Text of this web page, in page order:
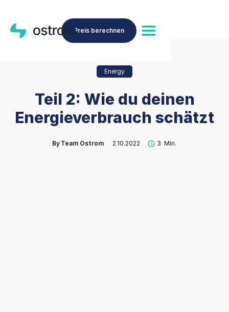
Preis berechnen
Energy
Teil 2: Wie du deinen
Energieverbrauch schätzt
By Team Ostrom 2.10.2022 3 Min.